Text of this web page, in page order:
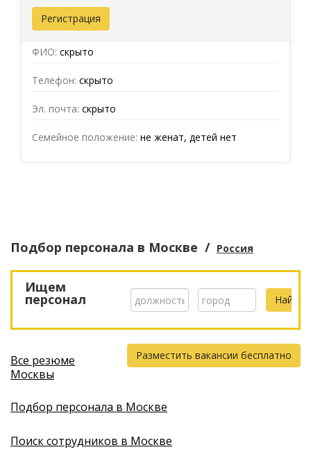
Регистрация
ФИО: скрыто
Телефон: скрыто
Эл. почта: скрыто
Семейное положение: не женат, детей нет
Подбор персонала в Москве / Россия
Ищем
персонал
Разместить вакансии бесплатно
Все резюме
Москвы
Подбор персонала в Москве
Поиск сотрудников в Москве